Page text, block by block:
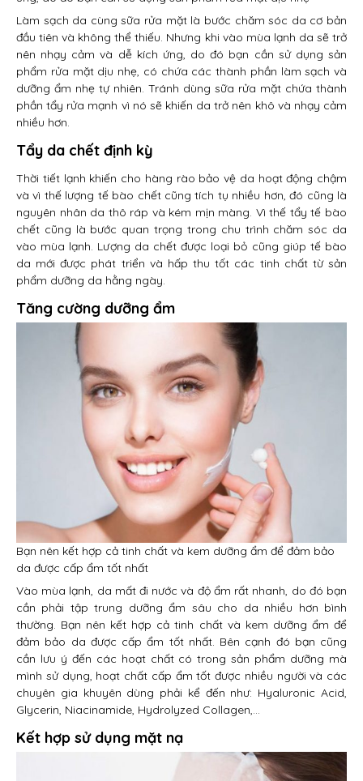
Làm sạch da cùng sữa rửa mặt là bước chăm sóc da cơ bản
đầu tiên và không thể thiếu. Nhưng khi vào mùa lạnh da sẽ trở
nên nhạy cảm và dễ kích ứng, do đó bạn cần sử dụng sản
phẩm rửa mặt dịu nhẹ, có chứa các thành phần làm sạch và
dưỡng ẩm nhẹ tự nhiên. Tránh dùng sữa rửa mặt chứa thành
phần tẩy rửa mạnh vì nó sẽ khiến da trở nên khô và nhạy cảm
nhiều hơn.
Tẩy da chết định kỳ
Thời tiết lạnh khiến cho hàng rào bảo vệ da hoạt động chậm
và vì thế lượng tế bào chết cũng tích tụ nhiều hơn, đó cũng là
nguyên nhân da thô ráp và kém mịn màng. Vì thế tẩy tế bào
chết cũng là bước quan trọng trong chu trình chăm sóc da
vào mùa lạnh. Lượng da chết được loại bỏ cũng giúp tế bào
da mới được phát triển và hấp thu tốt các tinh chất từ sản
phẩm dưỡng da hằng ngày.
Tăng cường dưỡng ẩm
Bạn nên kết hợp cả tinh chất và kem dưỡng ẩm để đảm bảo
da được cấp ẩm tốt nhất
Vào mùa lạnh, da mất đi nước và độ ẩm rất nhanh, do đó bạn
cần phải tập trung dưỡng ẩm sâu cho da nhiều hơn bình
thường. Bạn nên kết hợp cả tinh chất và kem dưỡng ẩm để
đảm bảo da được cấp ẩm tốt nhất. Bên cạnh đó bạn cũng
cần lưu ý đến các hoạt chất có trong sản phẩm dưỡng mà
mình sử dụng, hoạt chất cấp ẩm tốt được nhiều người và các
chuyên gia khuyên dùng phải kể đến như: Hyaluronic Acid,
Glycerin, Niacinamide, Hydrolyzed Collagen,…
Kết hợp sử dụng mặt nạ